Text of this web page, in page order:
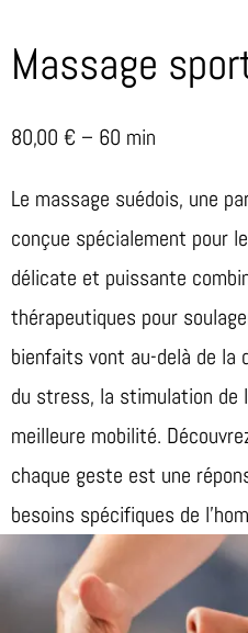
Massage
80,00 € – 60 min
Le massage suédois, une
conçue spécialement pour
délicate et puissante
thérapeutiques pour
bienfaits vont au-delà de la
du stress, la stimulation de
meilleure mobilité.
chaque geste est une
besoins spécifiques de